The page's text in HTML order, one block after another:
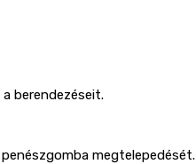
berendezéseit.
megtelepedését.